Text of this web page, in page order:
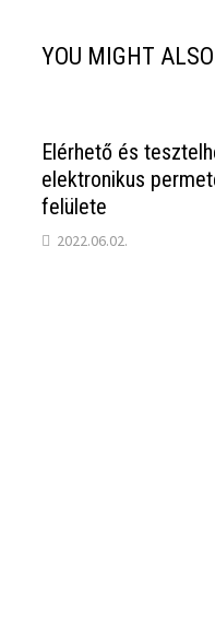
YOU MIGHT
Elérhető és
elektronikus
felülete
2022.06.02.